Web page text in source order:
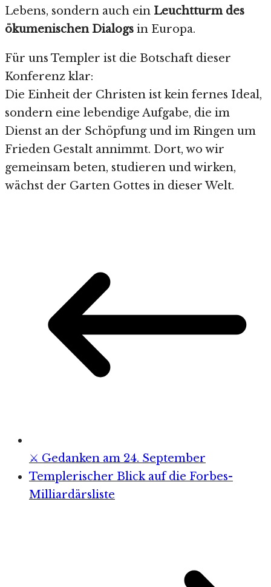
Lebens, sondern auch ein Leuchtturm des
ökumenischen Dialogs in Europa.
Für uns Templer ist die Botschaft dieser
Konferenz klar:
Die Einheit der Christen ist kein fernes Ideal,
sondern eine lebendige Aufgabe, die im
Dienst an der Schöpfung und im Ringen um
Frieden Gestalt annimmt. Dort, wo wir
gemeinsam beten, studieren und wirken,
wächst der Garten Gottes in dieser Welt.
⚔️ Gedanken am 24. September
Templerischer Blick auf die Forbes-
Milliardärsliste